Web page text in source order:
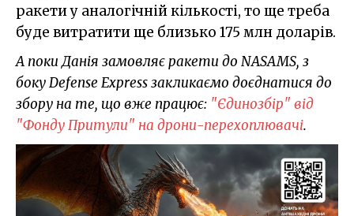
ракети у аналогічній кількості, то ще треба
буде витратити ще близько 175 млн доларів.
А поки Данія замовляє ракети до NASAMS, з
боку Defense Express закликаємо доєднатися до
збору на те, що вже працює: "Єдинозбір" від
"Фонду Притули" на дрони-перехоплювачі.